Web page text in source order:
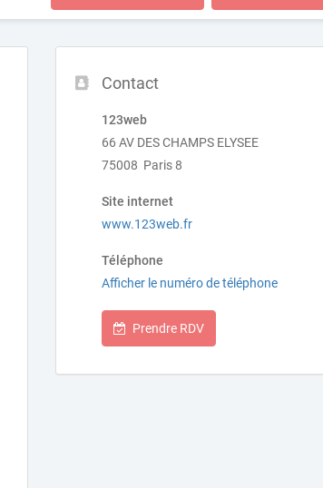
Contact
123web
66 AV DES CHAMPS ELYSEE
75008 Paris 8
Site internet
www.123web.fr
Téléphone
Afficher le numéro de téléphone
Prendre RDV